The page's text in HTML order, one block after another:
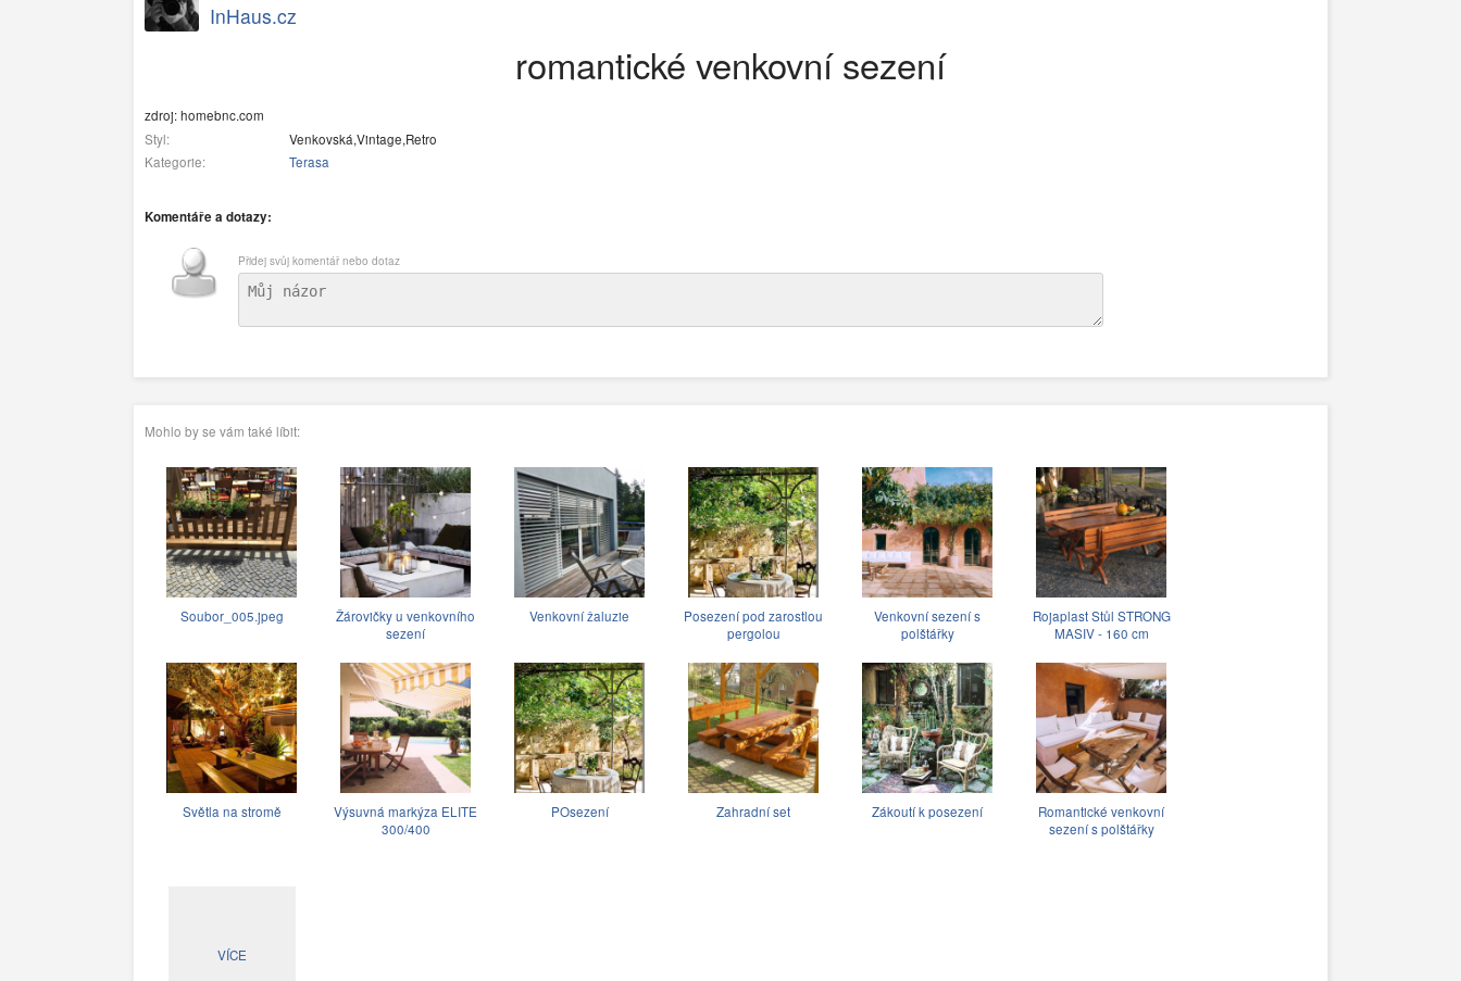
InHaus.cz
romantické venkovní sezení
zdroj: homebnc.com
Styl:
Venkovská,Vintage,Retro
Kategorie:
Terasa
Komentáře a dotazy:
Přidej svůj komentář nebo dotaz
Mohlo by se vám také líbit:
Soubor_005.jpeg
Žárovičky u venkovního
sezení
Venkovní žaluzie
Posezení pod zarostlou
pergolou
Venkovní sezení s
polštářky
Rojaplast Stůl STRONG
MASIV - 160 cm
Světla na stromě
Výsuvná markýza ELITE
300/400
POsezení Zahradní set Zákoutí k posezení
Romantické venkovní
sezení s polštářky
VÍCE